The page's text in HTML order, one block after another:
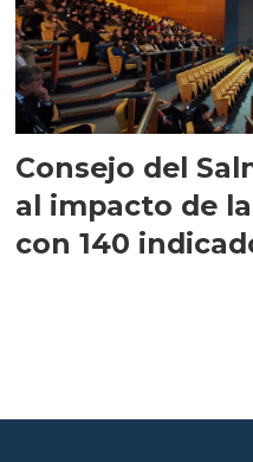
Consejo del
al impacto de
con 140